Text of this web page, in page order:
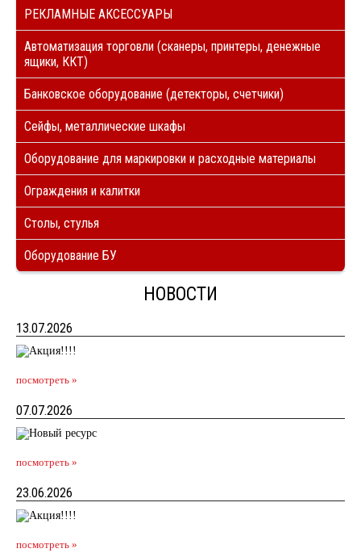
РЕКЛАМНЫЕ АКСЕССУАРЫ
Автоматизация торговли (сканеры, принтеры, денежные
ящики, ККТ)
Банковское оборудование (детекторы, счетчики)
Сейфы, металлические шкафы
Оборудование для маркировки и расходные материалы
Ограждения и калитки
Столы, стулья
Оборудование БУ
НОВОСТИ
13.07.2026
посмотреть »
07.07.2026
посмотреть »
23.06.2026
посмотреть »